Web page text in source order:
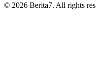
© 2026 Berita7. All rights